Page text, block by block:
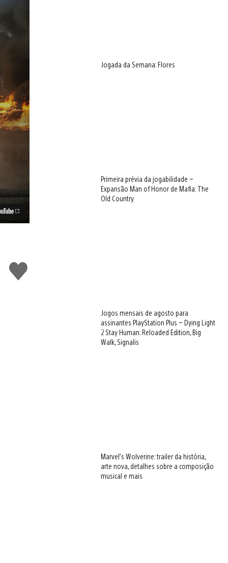
Curtir
Jogada da Semana: Flores
Primeira prévia da jogabilidade –
Expansão Man of Honor de Mafia: The
Old Country
Jogos mensais de agosto para
assinantes PlayStation Plus – Dying Light
2 Stay Human: Reloaded Edition, Big
Walk, Signalis
Marvel’s Wolverine: trailer da história,
arte nova, detalhes sobre a composição
musical e mais